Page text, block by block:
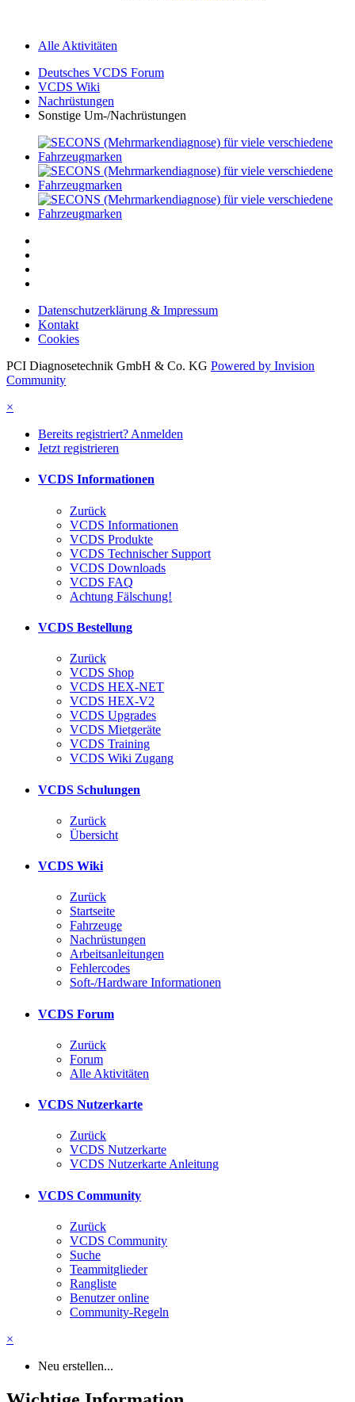
Alle Aktivitäten
Deutsches VCDS Forum
VCDS Wiki
Nachrüstungen
Sonstige Um-/Nachrüstungen
Datenschutzerklärung & Impressum
Kontakt
Cookies
PCI Diagnosetechnik GmbH & Co. KG Powered by Invision
Community
×
Bereits registriert? Anmelden
Jetzt registrieren
VCDS Informationen
Zurück
VCDS Informationen
VCDS Produkte
VCDS Technischer Support
VCDS Downloads
VCDS FAQ
Achtung Fälschung!
VCDS Bestellung
Zurück
VCDS Shop
VCDS HEX-NET
VCDS HEX-V2
VCDS Upgrades
VCDS Mietgeräte
VCDS Training
VCDS Wiki Zugang
VCDS Schulungen
Zurück
Übersicht
VCDS Wiki
Zurück
Startseite
Fahrzeuge
Nachrüstungen
Arbeitsanleitungen
Fehlercodes
Soft-/Hardware Informationen
VCDS Forum
Zurück
Forum
Alle Aktivitäten
VCDS Nutzerkarte
Zurück
VCDS Nutzerkarte
VCDS Nutzerkarte Anleitung
VCDS Community
Zurück
VCDS Community
Suche
Teammitglieder
Rangliste
Benutzer online
Community-Regeln
×
Neu erstellen...